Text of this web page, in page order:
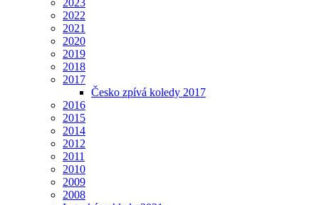
2023
2022
2021
2020
2019
2018
2017
Česko zpívá koledy 2017
2016
2015
2014
2012
2011
2010
2009
2008